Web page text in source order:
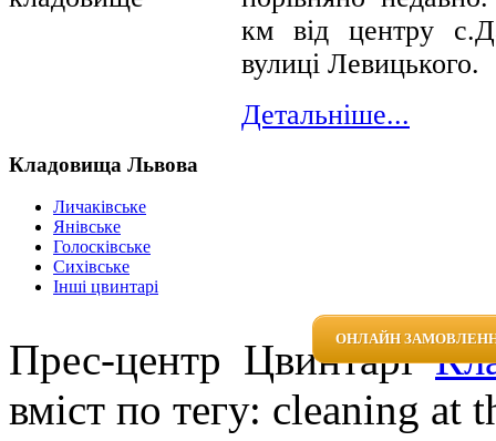
км від центру
вулиці Левицького.
Детальніше...
Кладовища Львова
Личаківське
Янівське
Голосківське
Сихівське
Інші цвинтарі
ОНЛАЙН
Прес-центр Цвинтарі
вміст по тегу: cleaning at